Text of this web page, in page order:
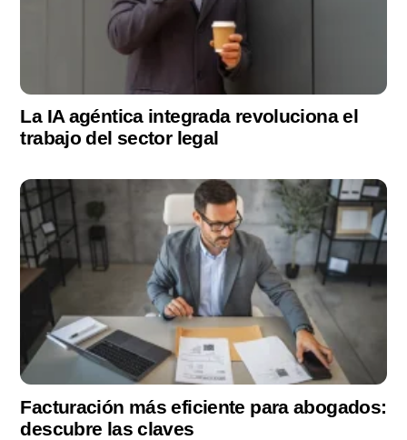
La IA agéntica integrada revoluciona el
trabajo del sector legal
Facturación más eficiente para abogados:
descubre las claves